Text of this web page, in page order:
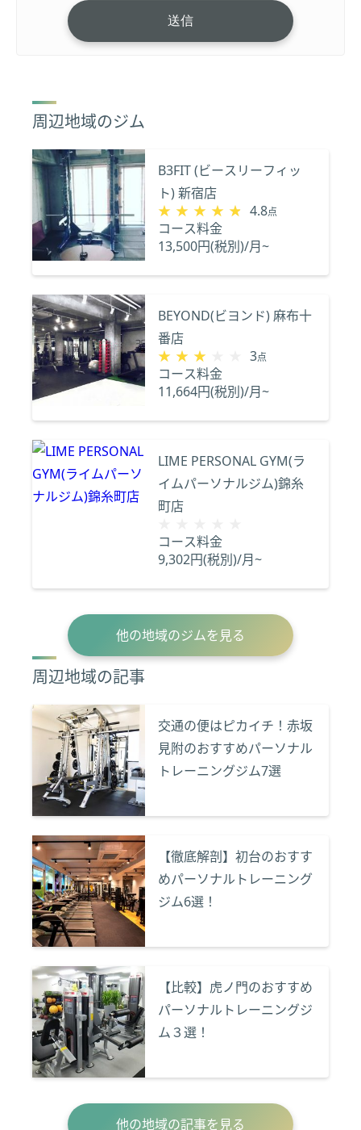
周辺地域のジム
B3FIT (ビースリーフィッ
ト) 新宿店
★★★★★
★★★★★ 4.8点
コース料金
13,500円(税別)/月~
BEYOND(ビヨンド) 麻布十
番店
★★★★★
★★★★★ 3点
コース料金
11,664円(税別)/月~
LIME PERSONAL GYM(ラ
イムパーソナルジム)錦糸
町店
コース料金
9,302円(税別)/月~
他の地域のジムを見る
周辺地域の記事
交通の便はピカイチ！赤坂
見附のおすすめパーソナル
トレーニングジム7選
【徹底解剖】初台のおすす
めパーソナルトレーニング
ジム6選！
【比較】虎ノ門のおすすめ
パーソナルトレーニングジ
ム３選！
他の地域の記事を見る